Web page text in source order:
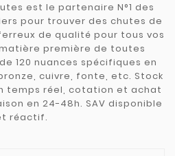
est le partenaire N°1 des
pour trouver des chutes de
de qualité pour tous vos
première de toutes
120 nuances spécifiques en
cuivre, fonte, etc. Stock
temps réel, cotation et achat
en 24-48h. SAV disponible
réactif.